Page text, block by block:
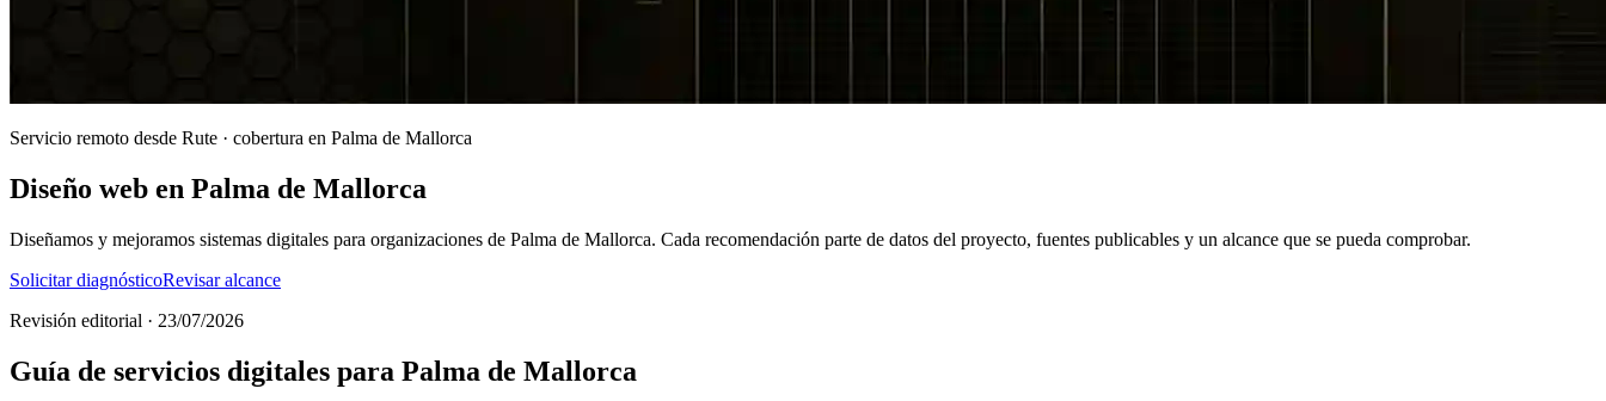
Servicio remoto desde Rute · cobertura en Palma de Mallorca
Diseño web en Palma de Mallorca
Diseñamos y mejoramos sistemas digitales para organizaciones de Palma de Mallorca. Cada recomendación parte de datos del proyecto, fuentes publicables y un alcance que se pueda comprobar.
Solicitar diagnósticoRevisar alcance
Revisión editorial · 23/07/2026
Guía de servicios digitales para Palma de Mallorca